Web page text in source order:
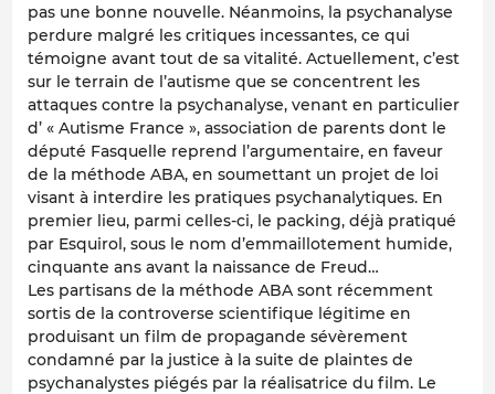
pas une bonne nouvelle. Néanmoins, la psychanalyse
perdure malgré les critiques incessantes, ce qui
témoigne avant tout de sa vitalité. Actuellement, c’est
sur le terrain de l’autisme que se concentrent les
attaques contre la psychanalyse, venant en particulier
d’ « Autisme France », association de parents dont le
député Fasquelle reprend l’argumentaire, en faveur
de la méthode ABA, en soumettant un projet de loi
visant à interdire les pratiques psychanalytiques. En
premier lieu, parmi celles-ci, le packing, déjà pratiqué
par Esquirol, sous le nom d’emmaillotement humide,
cinquante ans avant la naissance de Freud…
Les partisans de la méthode ABA sont récemment
sortis de la controverse scientifique légitime en
produisant un film de propagande sévèrement
condamné par la justice à la suite de plaintes de
psychanalystes piégés par la réalisatrice du film. Le